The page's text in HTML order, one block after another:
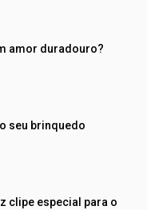
amor duradouro?
seu brinquedo
clipe especial para o